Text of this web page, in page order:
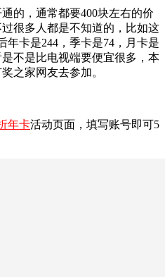
的，通常都要400块左右的价
很多人都是不知道的，比如这
年卡是244，季卡是74，月卡是
不是比电视端要便宜很多，本
之家网友去参加。
年卡活动页面，填写账号即可5